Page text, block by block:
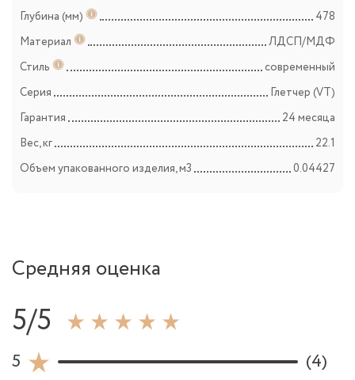
Глубина (мм)
478
Материал
ЛДСП/МДФ
Стиль
современный
Серия
Глетчер (VT)
Гарантия
24 месяца
Вес, кг
22.1
Объем упакованного изделия, м3
0.04427
Средняя оценка
5/5
5
(4)